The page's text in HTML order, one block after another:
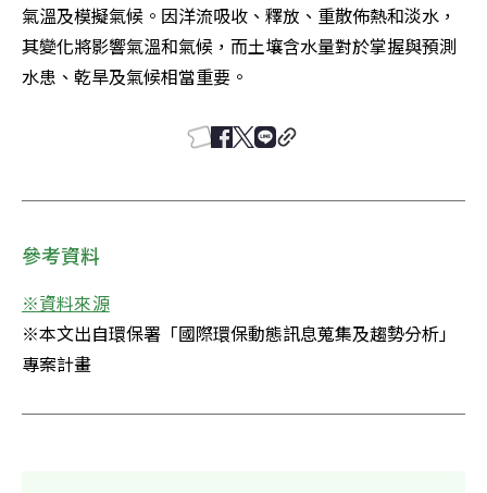
氣溫及模擬氣候。因洋流吸收、釋放、重散佈熱和淡水，
其變化將影響氣溫和氣候，而土壤含水量對於掌握與預測
水患、乾旱及氣候相當重要。
參考資料
※資料來源
※本文出自環保署「國際環保動態訊息蒐集及趨勢分析」
專案計畫